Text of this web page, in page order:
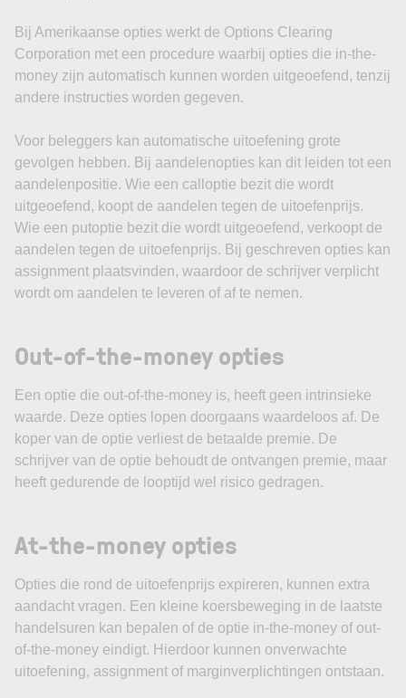
Bij Amerikaanse opties werkt de Options Clearing
Corporation met een procedure waarbij opties die in-the-
money zijn automatisch kunnen worden uitgeoefend, tenzij
andere instructies worden gegeven.
Voor beleggers kan automatische uitoefening grote
gevolgen hebben. Bij aandelenopties kan dit leiden tot een
aandelenpositie. Wie een calloptie bezit die wordt
uitgeoefend, koopt de aandelen tegen de uitoefenprijs.
Wie een putoptie bezit die wordt uitgeoefend, verkoopt de
aandelen tegen de uitoefenprijs. Bij geschreven opties kan
assignment plaatsvinden, waardoor de schrijver verplicht
wordt om aandelen te leveren of af te nemen.
Out-of-the-money opties
Een optie die out-of-the-money is, heeft geen intrinsieke
waarde. Deze opties lopen doorgaans waardeloos af. De
koper van de optie verliest de betaalde premie. De
schrijver van de optie behoudt de ontvangen premie, maar
heeft gedurende de looptijd wel risico gedragen.
At-the-money opties
Opties die rond de uitoefenprijs expireren, kunnen extra
aandacht vragen. Een kleine koersbeweging in de laatste
handelsuren kan bepalen of de optie in-the-money of out-
of-the-money eindigt. Hierdoor kunnen onverwachte
uitoefening, assignment of marginverplichtingen ontstaan.